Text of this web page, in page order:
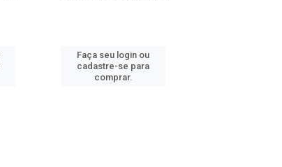
Faça seu login ou
cadastre-se para
comprar.